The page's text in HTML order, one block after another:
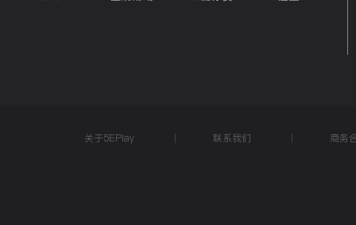
关于5EPlay 联系我们 商务